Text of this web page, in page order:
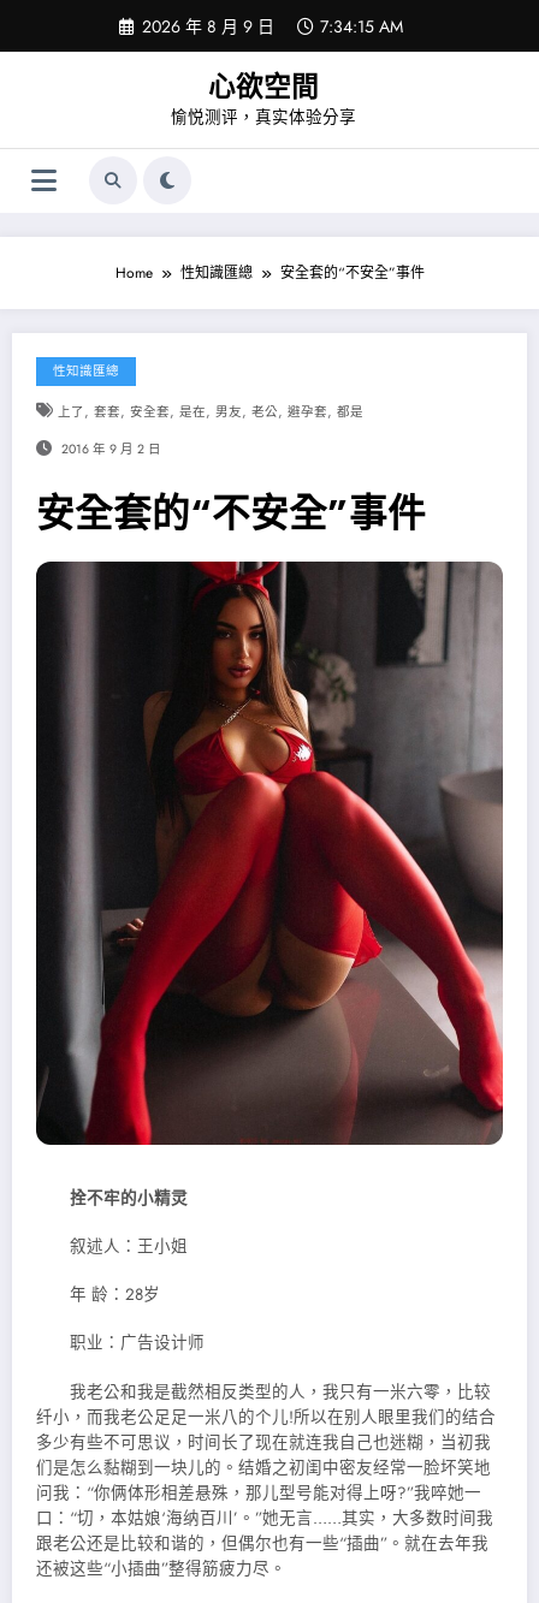
content
2026 年 8 月 9 日 7:34:15 AM
心欲空間
愉悦测评，真实体验分享
Home 性知識匯總 安全套的“不安全”事件
性知識匯總
上了 , 套套, 安全套, 是在, 男友, 老公, 避孕套, 都是
2016 年 9 月 2 日
安全套的“不安全”事件
拴不牢的小精灵
叙述人：王小姐
年 龄：28岁
职业：广告设计师
我老公和我是截然相反类型的人，我只有一米六零，比较
纤小，而我老公足足一米八的个儿!所以在别人眼里我们的结合
多少有些不可思议，时间长了现在就连我自己也迷糊，当初我
们是怎么黏糊到一块儿的。结婚之初闺中密友经常一脸坏笑地
问我：“你俩体形相差悬殊，那儿型号能对得上呀?”我啐她一
口：“切，本姑娘‘海纳百川’。”她无言……其实，大多数时间我
跟老公还是比较和谐的，但偶尔也有一些“插曲”。就在去年我
还被这些“小插曲”整得筋疲力尽。